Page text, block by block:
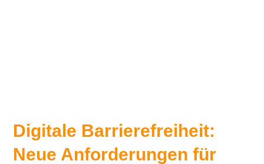
Digitale Barrierefreiheit:
Neue Anforderungen für